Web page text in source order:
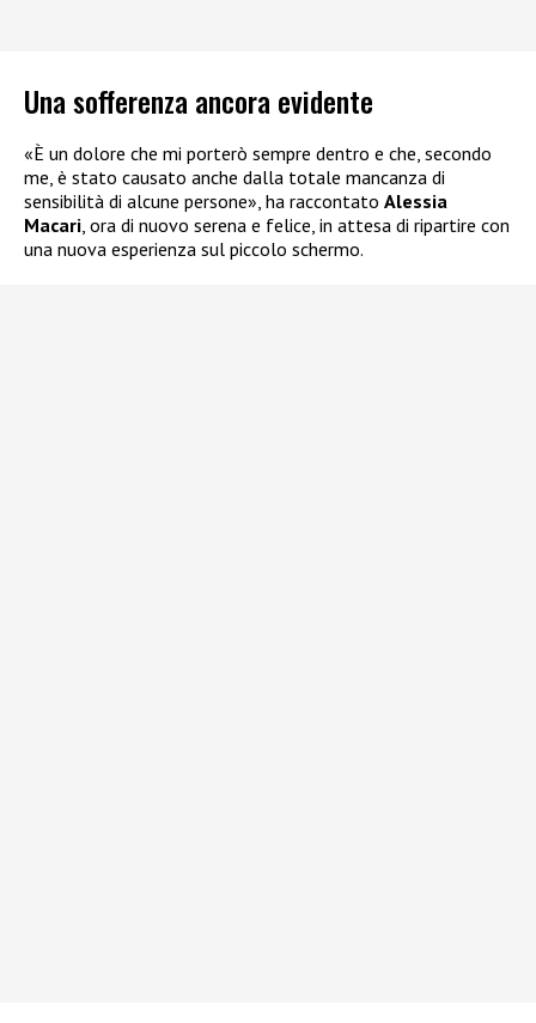
Una sofferenza ancora evidente
«È un dolore che mi porterò sempre dentro e che, secondo
me, è stato causato anche dalla totale mancanza di
sensibilità di alcune persone», ha raccontato Alessia
Macari , ora di nuovo serena e felice, in attesa di ripartire con
una nuova esperienza sul piccolo schermo.